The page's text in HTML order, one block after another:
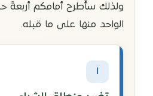
ولذلك سأَطرح أمامكم أربعةَ
الواحد منها على ما قبله.
١